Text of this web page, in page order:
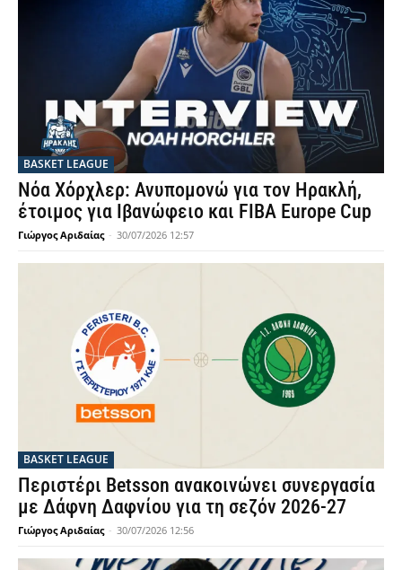
BASKET LEAGUE
Νόα Χόρχλερ: Ανυπομονώ για τον Ηρακλή,
έτοιμος για Ιβανώφειο και FIBA Europe Cup
Γιώργος Αριδαίας - 30/07/2026 12:57
BASKET LEAGUE
Περιστέρι Betsson ανακοινώνει συνεργασία
με Δάφνη Δαφνίου για τη σεζόν 2026-27
Γιώργος Αριδαίας - 30/07/2026 12:56